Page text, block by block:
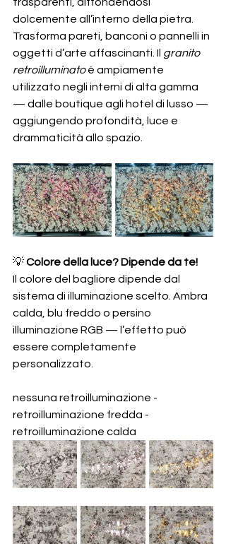
dolcemente all’interno della pietra.
Trasforma pareti, banconi o pannelli in
oggetti d’arte affascinanti. Il granito
retroilluminato è ampiamente
utilizzato negli interni di alta gamma
— dalle boutique agli hotel di lusso —
aggiungendo profondità, luce e
drammaticità allo spazio.
💡 Colore della luce? Dipende da te!
Il colore del bagliore dipende dal
sistema di illuminazione scelto. Ambra
calda, blu freddo o persino
illuminazione RGB — l’effetto può
essere completamente
personalizzato.
nessuna retroilluminazione -
retroilluminazione fredda -
retroilluminazione calda